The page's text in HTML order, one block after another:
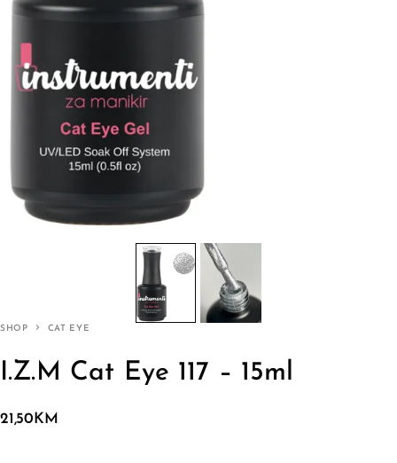
SHOP CAT EYE
I.Z.M Cat Eye 117 – 15ml
21,50 KM